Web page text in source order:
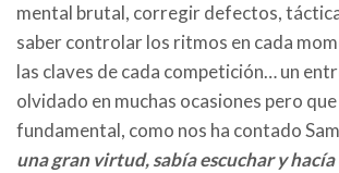
mental brutal, corregir defectos,
saber controlar los ritmos en cada
las claves de cada competición… un
olvidado en muchas ocasiones pero
fundamental, como nos ha contado
una gran virtud, sabía escuchar y hacía